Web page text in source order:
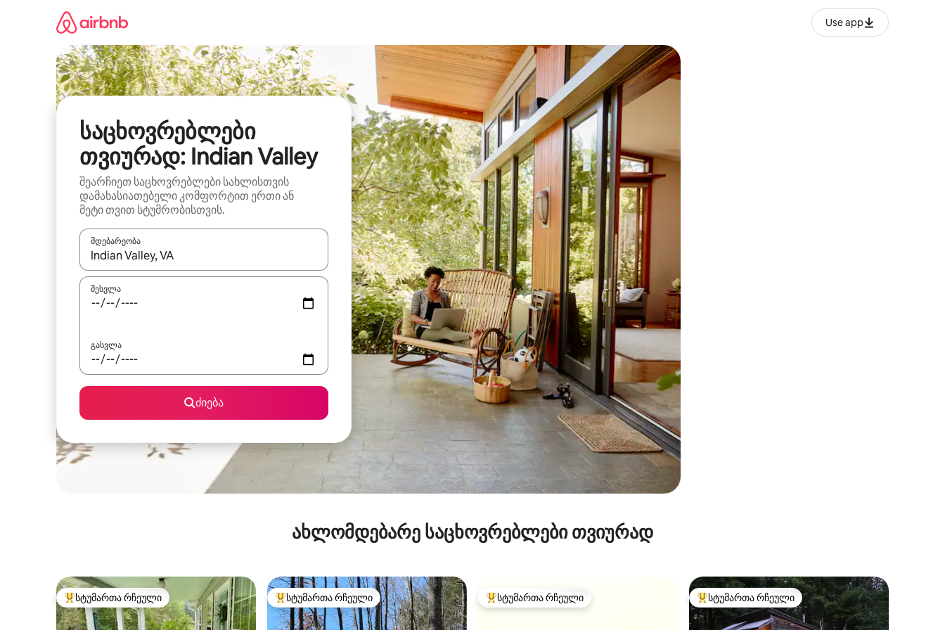
Use app
საცხოვრებლები
თვიურად: Indian Valley
შეარჩიეთ საცხოვრებლები სახლისთვის
დამახასიათებელი კომფორტით ერთი ან
მეტი თვით სტუმრობისთვის.
მდებარეობა
როცა შედეგები ხელმისაწვდომი გახდება, ნავიგაციისთვის გამოიყენეთ კლავიშები ზემოთ/ქვემოთ მიმართული ისრებით ან შეხებისა თუ თითის გასმის ჟესტები.
შესვლა
გასვლა
ძიება
ახლომდებარე საცხოვრებლები თვიურად
სტუმართა რჩეული მოწინავე ვარიანტი
სტუმართა რჩეული სტუმართა რჩეული მოწინავე ვარიანტი
სტუმართა რჩეული სტუმართა რჩეული მოწინავე ვარიანტი
სტუმართა რჩეული სტუმართა რჩეული მოწინავე ვარიანტი
სტუმართა რჩეული